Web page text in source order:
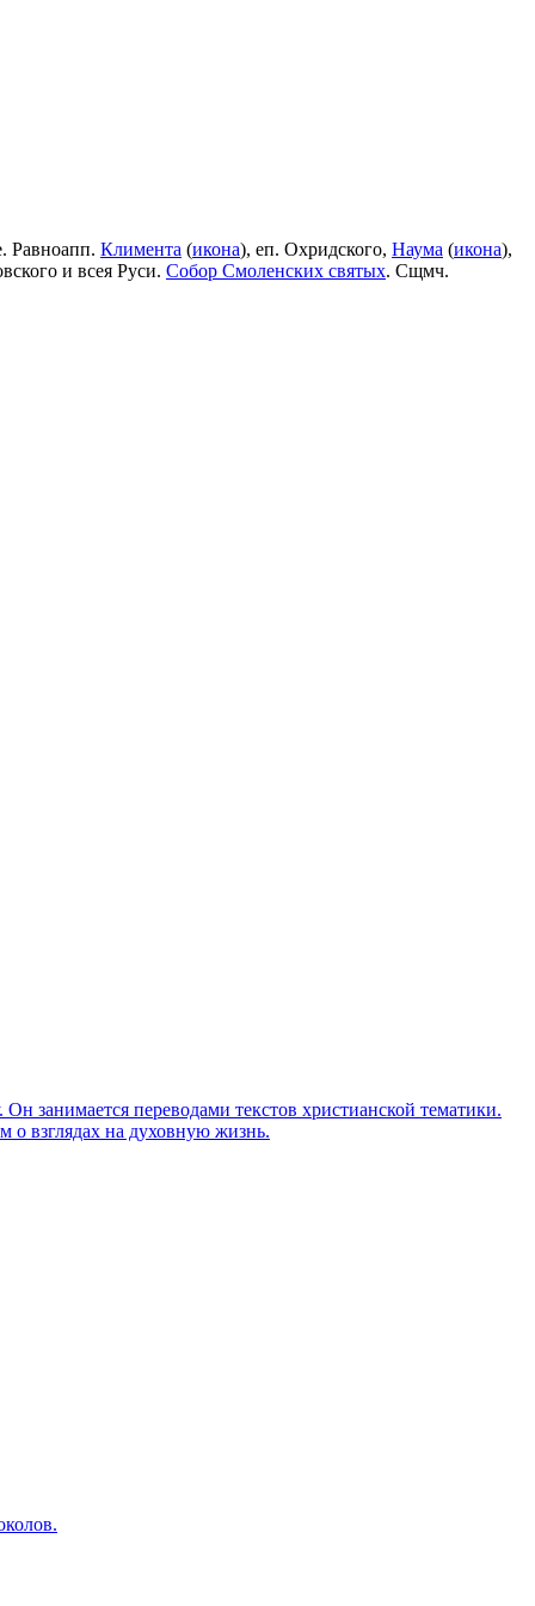
Равноапп. Климента (икона), еп. Охридского, Наума (икона),
и всея Руси. Собор Смоленских святых. Сщмч.
занимается переводами текстов христианской тематики.
о взглядах на духовную жизнь.